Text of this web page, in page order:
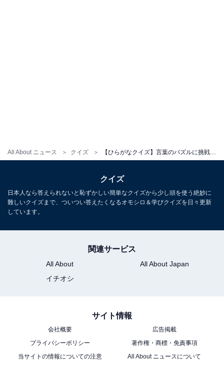
All About ニュース クイズ
クイズ
日本人なら答えられないと恥ずかしい簡単なクイズから少し頭を使う絶妙に
難しいクイズまで、ついつい答えたくなるオモシロ＆学びクイズを日々更新
しています。
関連サービス
All About
All About Japan
イチオシ
サイト情報
会社概要
広告掲載
プライバシーポリシー
著作権・商標・免責事項
当サイトの情報についての注意
All About ニュースについて